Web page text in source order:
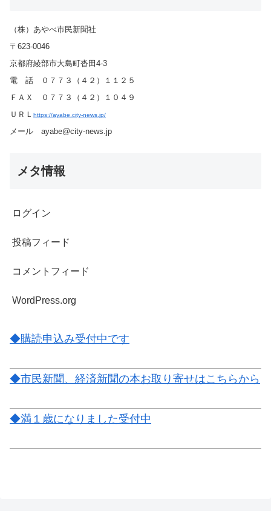
（株）あやべ市民新聞社
〒623-0046
京都府綾部市大島町沓田4-3
電 話 ０７７３（４２）１１２５
ＦＡＸ ０７７３（４２）１０４９
ＵＲＬ
https://ayabe.city-news.jp/
メール ayabe@city-news.jp
メタ情報
ログイン
投稿フィード
コメントフィード
WordPress.org
◆購読申込み受付中です
◆市民新聞、経済新聞の本お取り寄せはこちらから
◆満１歳になりました受付中